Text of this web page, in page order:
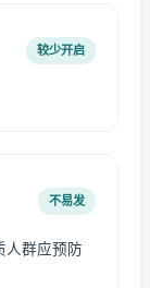
较少开启
不易发
人群应预防